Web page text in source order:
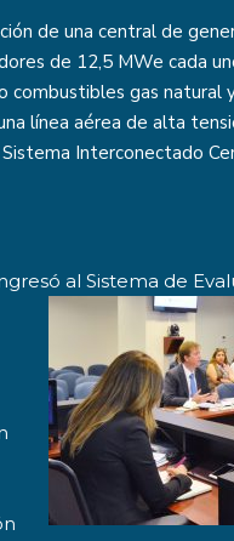
de una central de
de 12,5 MWe cada
combustibles gas natural
línea aérea de alta
Interconectado
al Sistema de